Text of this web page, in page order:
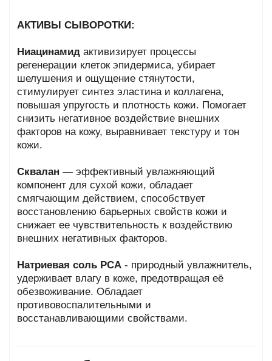
АКТИВЫ СЫВОРОТКИ:
Ниацинамид активизирует процессы
регенерации клеток эпидермиса, убирает
шелушения и ощущение стянутости,
стимулирует синтез эластина и коллагена,
повышая упругость и плотность кожи. Помогает
снизить негативное воздействие внешних
факторов на кожу, выравнивает текстуру и тон
кожи.
Сквалан — эффективный увлажняющий
компонент для сухой кожи, обладает
смягчающим действием, способствует
восстановлению барьерных свойств кожи и
снижает ее чувствительность к воздействию
внешних негативных факторов.
Натриевая соль PCA - природный увлажнитель,
удерживает влагу в коже, предотвращая её
обезвоживание. Обладает
противовоспалительными и
восстанавливающими свойствами.